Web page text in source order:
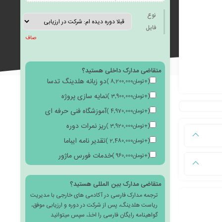
به
ها
نوع
فایل
صاف
متقاضی مدارک داخلی هستید؟
دو زبانه هلدینگ تدسا (
+
8,200,000تومان )
نمایه سازی پروژه (
+
3,900,000تومان )
آموزشگاه فنی حرفه ای (
+
4,970,000تومان )
ریز نمرات دوره (
+
3,920,000تومان )
تقدیر نامه ایباما (
+
2,480,000تومان )
خدمات فورس ماژور (
+
960,000تومان )
متقاضی مدارک بین المللی هستید؟
ترجمه مدارک فارسی در آکادمی های خارجی با مدیریت
ریاست هلدینگ، پس از شرکت در دوره و ارزیابی موفق،
گواهینامه رایگان فارسی را اخذ، سپس میتوانید